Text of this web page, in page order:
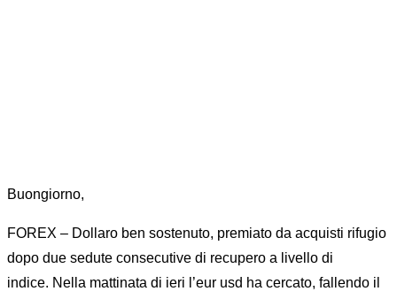
Buongiorno,
FOREX – Dollaro ben sostenuto, premiato da acquisti rifugio
dopo due sedute consecutive di recupero a livello di
indice. Nella mattinata di ieri l’eur usd ha cercato, fallendo il